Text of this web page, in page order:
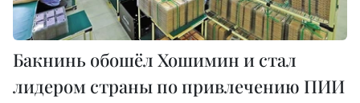
Бакнинь обошёл Хошимин и стал
лидером страны по привлечению ПИИ